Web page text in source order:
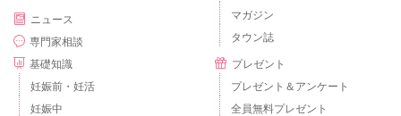
ニュース
専門家相談
基礎知識
妊娠前・妊活
妊娠中
マガジン
タウン誌
プレゼント
プレゼント＆アンケート
全員無料プレゼント